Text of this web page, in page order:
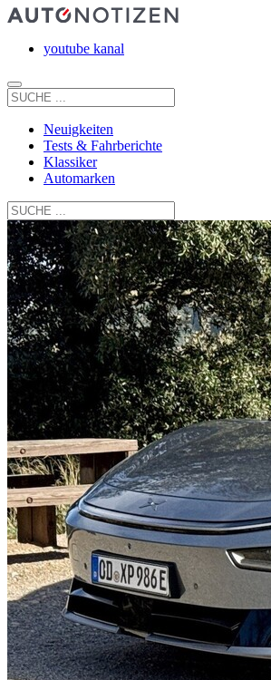
youtube kanal
Neuigkeiten
Tests & Fahrberichte
Klassiker
Automarken